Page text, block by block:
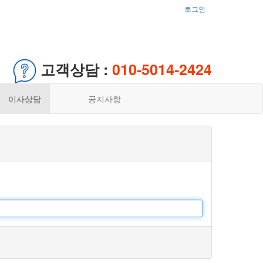
로그인
고객상담 : 010-5014-2424
이사상담 공지사항